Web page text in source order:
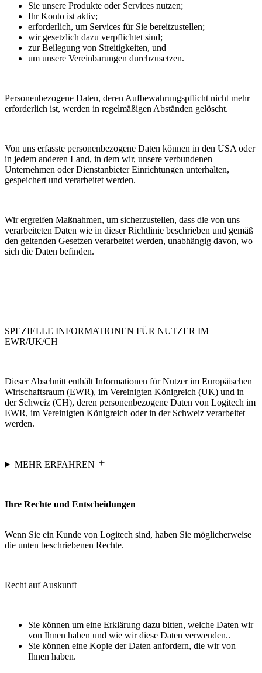
Sie unsere Produkte oder Services nutzen;
Ihr Konto ist aktiv;
erforderlich, um Services für Sie bereitzustellen;
wir gesetzlich dazu verpflichtet sind;
zur Beilegung von Streitigkeiten, und
um unsere Vereinbarungen durchzusetzen.
Personenbezogene Daten, deren Aufbewahrungspflicht nicht mehr
erforderlich ist, werden in regelmäßigen Abständen gelöscht.
Von uns erfasste personenbezogene Daten können in den USA oder
in jedem anderen Land, in dem wir, unsere verbundenen
Unternehmen oder Dienstanbieter Einrichtungen unterhalten,
gespeichert und verarbeitet werden.
Wir ergreifen Maßnahmen, um sicherzustellen, dass die von uns
verarbeiteten Daten wie in dieser Richtlinie beschrieben und gemäß
den geltenden Gesetzen verarbeitet werden, unabhängig davon, wo
sich die Daten befinden.
SPEZIELLE INFORMATIONEN FÜR NUTZER IM
EWR/UK/CH
Dieser Abschnitt enthält Informationen für Nutzer im Europäischen
Wirtschaftsraum (EWR), im Vereinigten Königreich (UK) und in
der Schweiz (CH), deren personenbezogene Daten von Logitech im
EWR, im Vereinigten Königreich oder in der Schweiz verarbeitet
werden.
MEHR ERFAHREN
Ihre Rechte und Entscheidungen
Wenn Sie ein Kunde von Logitech sind, haben Sie möglicherweise
die unten beschriebenen Rechte.
Recht auf Auskunft
Sie können um eine Erklärung dazu bitten, welche Daten wir
von Ihnen haben und wie wir diese Daten verwenden..
Sie können eine Kopie der Daten anfordern, die wir von
Ihnen haben.